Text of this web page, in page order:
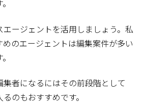
エージェントを活用しましょう。私
めのエージェントは編集案件が多い
集者になるにはその前段階として
のもおすすめです。